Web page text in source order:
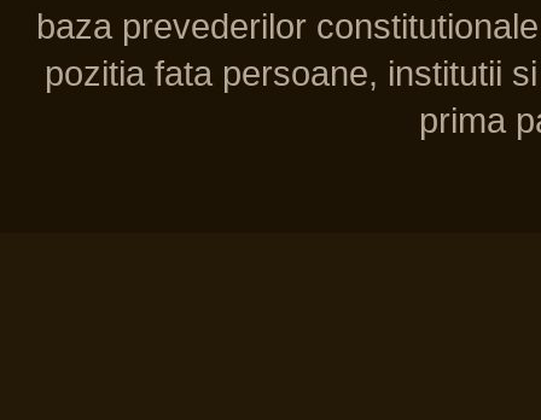
baza prevederilor
pozitia fata persoane, institutii
prima